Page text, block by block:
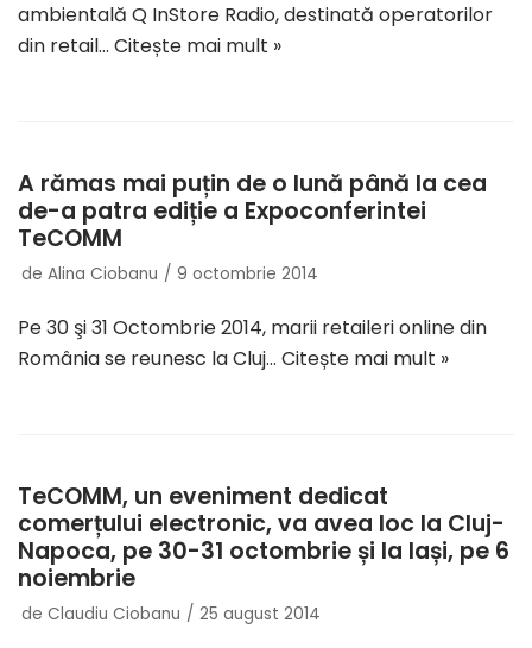
ambientală Q InStore Radio, destinată operatorilor
din retail… Citește mai mult »
A rămas mai puțin de o lună până la cea
de-a patra ediție a Expoconferintei
TeCOMM
de Alina Ciobanu 9 octombrie 2014
Pe 30 şi 31 Octombrie 2014, marii retaileri online din
România se reunesc la Cluj… Citește mai mult »
TeCOMM, un eveniment dedicat
comerțului electronic, va avea loc la Cluj-
Napoca, pe 30-31 octombrie și la Iași, pe 6
noiembrie
de Claudiu Ciobanu 25 august 2014